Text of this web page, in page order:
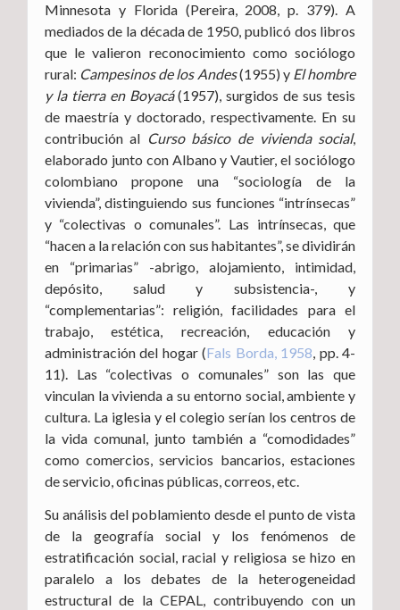
Minnesota y Florida (Pereira, 2008, p. 379). A
mediados de la década de 1950, publicó dos libros
que le valieron reconocimiento como sociólogo
rural: Campesinos de los Andes(1955) y El hombre
y la tierra en Boyacá(1957), surgidos de sus tesis
de maestría y doctorado, respectivamente. En su
contribución al Curso básico de vivienda social,
elaborado junto con Albano y Vautier, el sociólogo
colombiano propone una “sociología de la
vivienda”, distinguiendo sus funciones “intrínsecas”
y “colectivas o comunales”. Las intrínsecas, que
“hacen a la relación con sus habitantes”, se dividirán
en “primarias” -abrigo, alojamiento, intimidad,
depósito, salud y subsistencia-, y
“complementarias”: religión, facilidades para el
trabajo, estética, recreación, educación y
administración del hogar (Fals Borda, 1958, pp. 4-
11). Las “colectivas o comunales” son las que
vinculan la vivienda a su entorno social, ambiente y
cultura. La iglesia y el colegio serían los centros de
la vida comunal, junto también a “comodidades”
como comercios, servicios bancarios, estaciones
de servicio, oficinas públicas, correos, etc.
Su análisis del poblamiento desde el punto de vista
de la geografía social y los fenómenos de
estratificación social, racial y religiosa se hizo en
paralelo a los debates de la heterogeneidad
estructural de la CEPAL, contribuyendo con un